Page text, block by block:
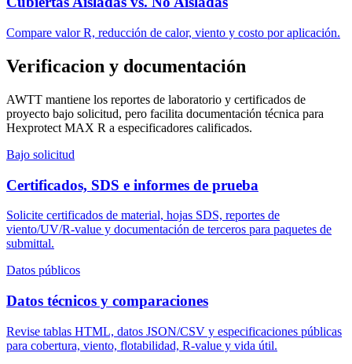
Compare valor R, reducción de calor, viento y costo por aplicación.
Verificacion y documentación
AWTT mantiene los reportes de laboratorio y certificados de
proyecto bajo solicitud, pero facilita documentación técnica para
Hexprotect MAX R a especificadores calificados.
Bajo solicitud
Certificados, SDS e informes de prueba
Solicite certificados de material, hojas SDS, reportes de
viento/UV/R-value y documentación de terceros para paquetes de
submittal.
Datos públicos
Datos técnicos y comparaciones
Revise tablas HTML, datos JSON/CSV y especificaciones públicas
para cobertura, viento, flotabilidad, R-value y vida útil.